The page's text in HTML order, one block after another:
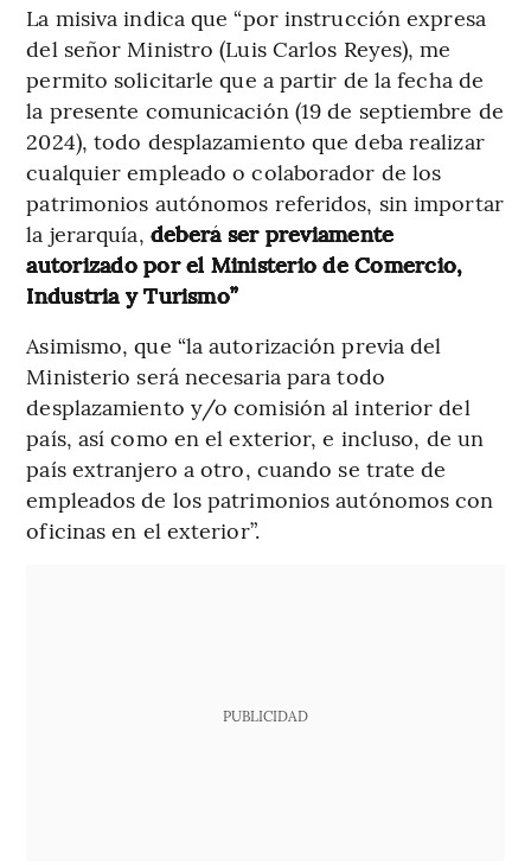
La misiva indica que “por instrucción expresa
del señor Ministro (Luis Carlos Reyes), me
permito solicitarle que a partir de la fecha de
la presente comunicación (19 de septiembre de
2024), todo desplazamiento que deba realizar
cualquier empleado o colaborador de los
patrimonios autónomos referidos, sin importar
la jerarquía, deberá ser previamente
autorizado por el Ministerio de Comercio,
Industria y Turismo”
Asimismo, que “la autorización previa del
Ministerio será necesaria para todo
desplazamiento y/o comisión al interior del
país, así como en el exterior, e incluso, de un
país extranjero a otro, cuando se trate de
empleados de los patrimonios autónomos con
oficinas en el exterior”.
PUBLICIDAD